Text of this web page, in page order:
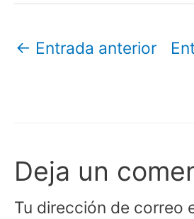
← Entrada anterior
Deja un
Tu dirección de correo